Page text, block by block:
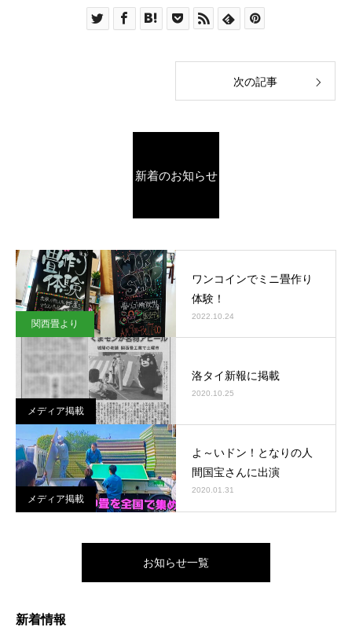
次の記事
新着のお知らせ
関西畳より
ワンコインでミニ畳作り
体験！
2022.10.24
メディア掲載
洛タイ新報に掲載
2020.10.25
メディア掲載
よ～いドン！となりの人
間国宝さんに出演
2020.01.31
お知らせ一覧
新着情報